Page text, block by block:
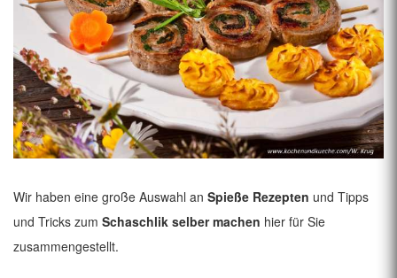
Wir haben eine große Auswahl an Spieße Rezepten und Tipps
und Tricks zum Schaschlik selber machen hier für Sie
zusammengestellt.